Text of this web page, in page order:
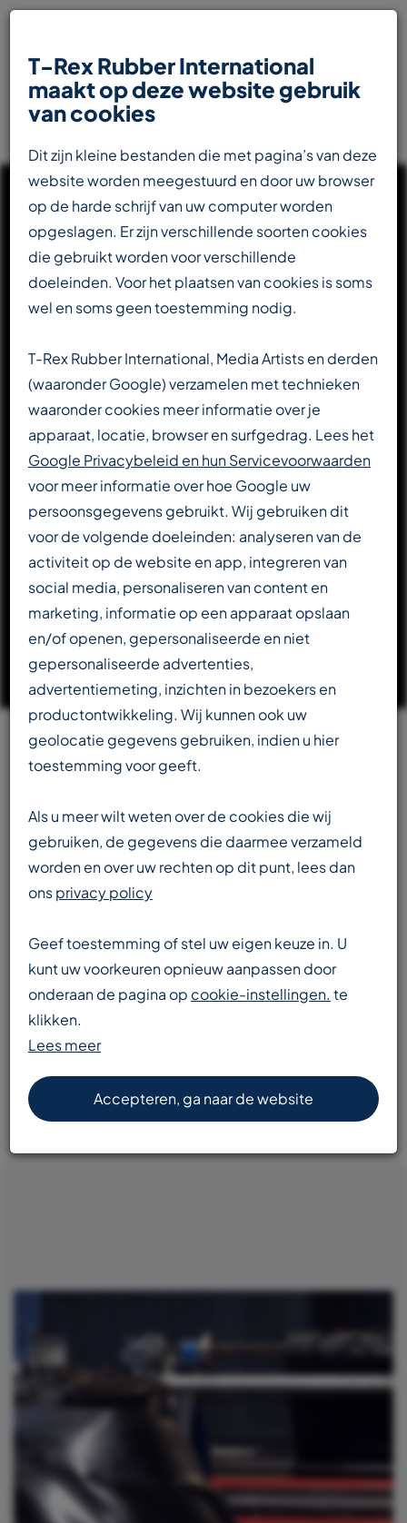
UW INTERNATIONALE
PARTNER IN DE
Totaalleverancier voor de transportbandenindustrie
DOWNLOAD CATALOGUS
LEES VERDER OVER T-REX
Team
beschikbaar in meerdere talen
Enorme voorraad
transportbanden en componenten
Snelle levering
T-Rex Rubber International
maakt op deze website gebruik
van cookies
Dit zijn kleine bestanden die met pagina’s van deze
website worden meegestuurd en door uw browser
op de harde schrijf van uw computer worden
opgeslagen. Er zijn verschillende soorten cookies
die gebruikt worden voor verschillende
doeleinden. Voor het plaatsen van cookies is soms
wel en soms geen toestemming nodig.
T-Rex Rubber International, Media Artists en derden
(waaronder Google) verzamelen met technieken
waaronder cookies meer informatie over je
apparaat, locatie, browser en surfgedrag. Lees het
Google Privacybeleid en hun Servicevoorwaarden
voor meer informatie over hoe Google uw
persoonsgegevens gebruikt. Wij gebruiken dit
voor de volgende doeleinden: analyseren van de
activiteit op de website en app, integreren van
social media, personaliseren van content en
marketing, informatie op een apparaat opslaan
en/of openen, gepersonaliseerde en niet
gepersonaliseerde advertenties,
advertentiemeting, inzichten in bezoekers en
productontwikkeling. Wij kunnen ook uw
geolocatie gegevens gebruiken, indien u hier
toestemming voor geeft.
Als u meer wilt weten over de cookies die wij
gebruiken, de gegevens die daarmee verzameld
worden en over uw rechten op dit punt, lees dan
onsprivacy policy
Geef toestemming of stel uw eigen keuze in. U
kunt uw voorkeuren opnieuw aanpassen door
onderaan de pagina op cookie-instellingen. te
klikken.
Lees meer
Accepteren, ga naar de website